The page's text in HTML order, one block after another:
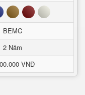
Nâu Đỏ Trắng
BEMC
2 Năm
VNĐ